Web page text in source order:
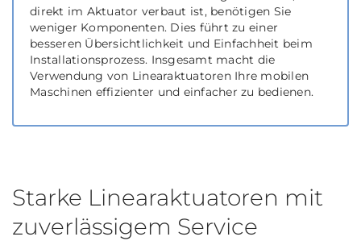
direkt im Aktuator verbaut ist, benötigen Sie
weniger Komponenten. Dies führt zu einer
besseren Übersichtlichkeit und Einfachheit beim
Installationsprozess. Insgesamt macht die
Verwendung von Linearaktuatoren Ihre mobilen
Maschinen effizienter und einfacher zu bedienen.
Starke Linearaktuatoren mit
zuverlässigem Service